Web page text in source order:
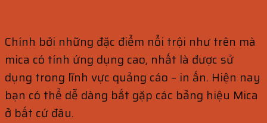
Chính bởi những đặc điểm nổi trội như trên mà
mica có tính ứng dụng cao, nhất là được sử
dụng trong lĩnh vực quảng cáo – in ấn. Hiện nay
bạn có thể dễ dàng bắt gặp các bảng hiệu Mica
ở bất cứ đâu.